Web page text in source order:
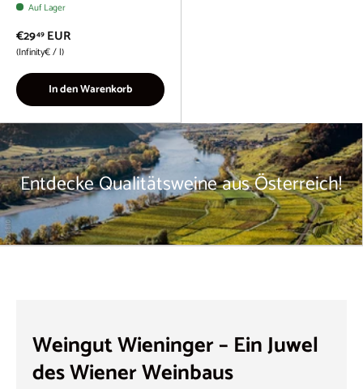
Auf Lager
€2949 EUR
Grundpreis
Infinity€/l
In den Warenkorb
Entdecke Qualitätsweine aus Österreich!
Weingut Wieninger – Ein Juwel
des Wiener Weinbaus